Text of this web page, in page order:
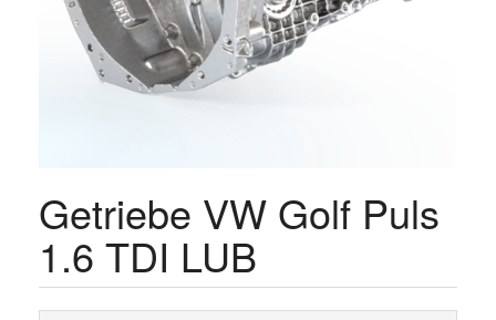
Getriebe VW Golf Puls
1.6 TDI LUB